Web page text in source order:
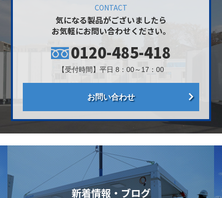
CONTACT
気になる製品がございましたら
お気軽にお問い合わせください。
0120-485-418
【受付時間】平日 8：00～17：00
お問い合わせ
新着情報・ブログ